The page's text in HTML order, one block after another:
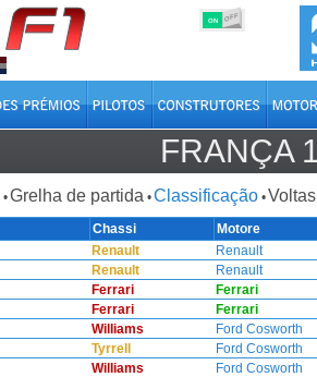
ON OFF
FRANÇA
•Grelha de partida •Classificação •
Chassi Motore
Renault Renault
Renault Renault
Ferrari Ferrari
Ferrari Ferrari
Williams Ford Cosworth
Tyrrell Ford Cosworth
Williams Ford Cosworth